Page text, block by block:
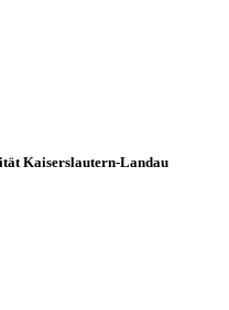
Kaiserslautern-Landau